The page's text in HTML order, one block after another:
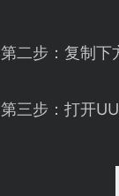
第二步：复制下
第三步：打开